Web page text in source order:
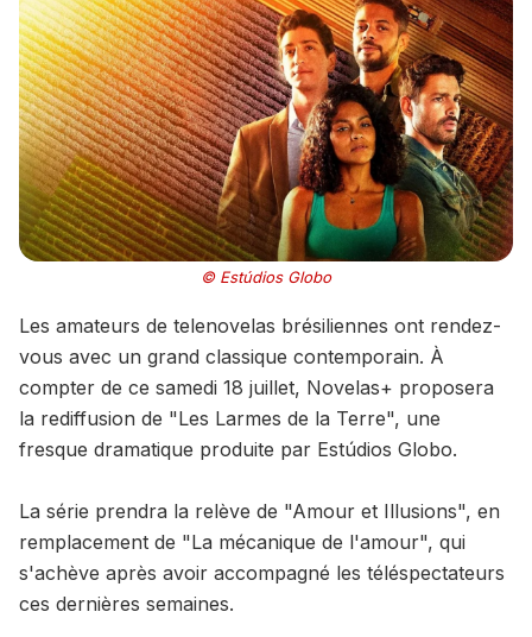
© Estúdios Globo
Les amateurs de telenovelas brésiliennes ont rendez-
vous avec un grand classique contemporain. À
compter de ce samedi 18 juillet, Novelas+ proposera
la rediffusion de "Les Larmes de la Terre", une
fresque dramatique produite par Estúdios Globo.
La série prendra la relève de "Amour et Illusions", en
remplacement de "La mécanique de l'amour", qui
s'achève après avoir accompagné les téléspectateurs
ces dernières semaines.